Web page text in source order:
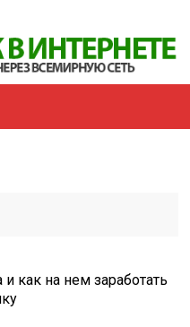
как на нем заработать